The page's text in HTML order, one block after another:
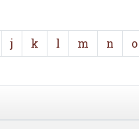
j k l m n o